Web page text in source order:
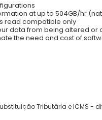
at up to 504GB/hr
read compatible only
data from being altered or
the need and cost of
Tributária e ICMS -